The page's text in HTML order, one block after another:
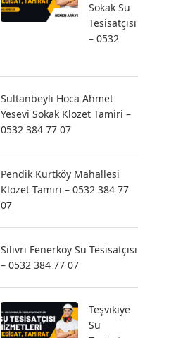
Sokak Su
Tesisatçısı
– 0532
Sultanbeyli Hoca Ahmet
Yesevi Sokak Klozet Tamiri –
0532 384 77 07
Pendik Kurtköy Mahallesi
Klozet Tamiri – 0532 384 77
07
Silivri Fenerköy Su Tesisatçısı
– 0532 384 77 07
Teşvikiye
Su